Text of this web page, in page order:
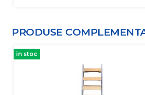
PRODUSE
in stoc